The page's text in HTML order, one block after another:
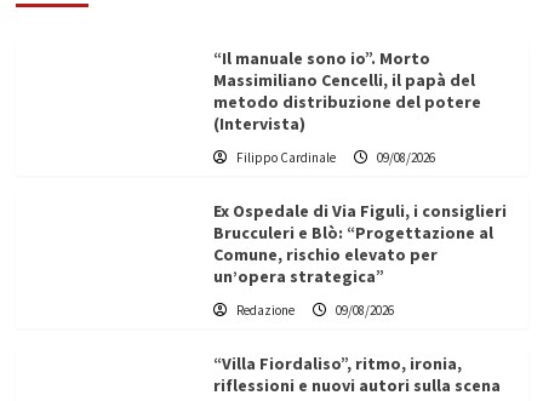
“Il manuale sono io”. Morto
Massimiliano Cencelli, il papà del
metodo distribuzione del potere
(Intervista)
Filippo Cardinale 09/08/2026
Ex Ospedale di Via Figuli, i consiglieri
Brucculeri e Blò: “Progettazione al
Comune, rischio elevato per
un’opera strategica”
Redazione 09/08/2026
“Villa Fiordaliso”, ritmo, ironia,
riflessioni e nuovi autori sulla scena